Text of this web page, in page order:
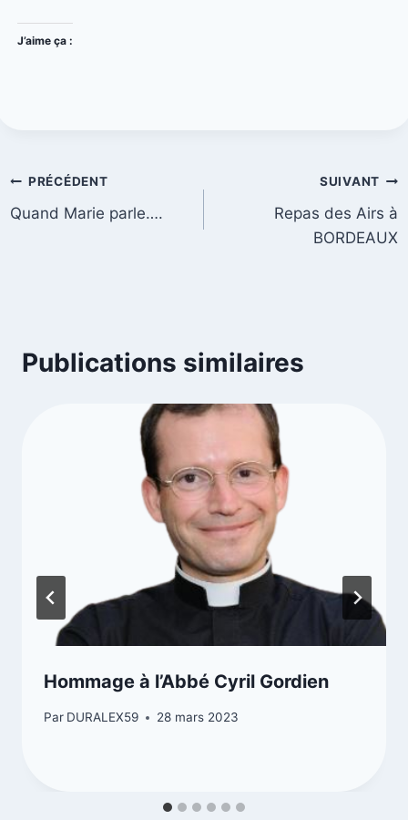
J’aime ça :
PRÉCÉDENT
Quand Marie parle….
SUIVANT
Repas des Airs à
BORDEAUX
Publications similaires
Hommage à l’Abbé Cyril Gordien
Par DURALEX59 28 mars 2023